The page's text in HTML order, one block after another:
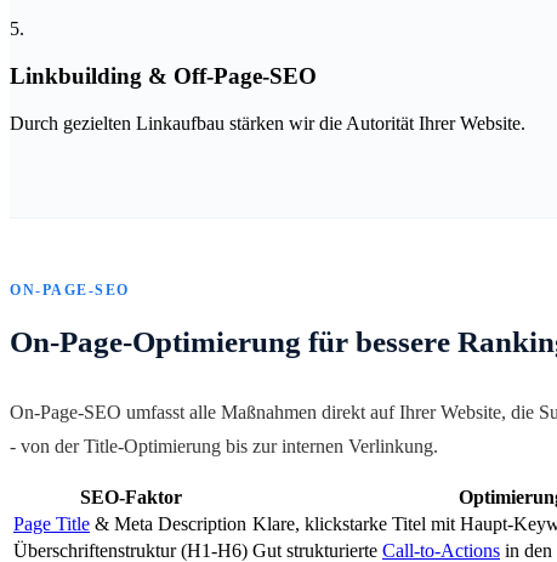
5.
Linkbuilding & Off-Page-SEO
Durch gezielten Linkaufbau stärken wir die Autorität Ihrer Website.
ON-PAGE-SEO
On-Page-Optimierung für bessere
On-Page-SEO umfasst alle Maßnahmen direkt auf Ihrer Website, die
- von der Title-Optimierung bis zur internen Verlinkung.
SEO-Faktor
Page Title & Meta Description Klare, klickstarke Titel mit Haupt-
Überschriftenstruktur (H1-H6) Gut strukturierte Call-to-Actions in den